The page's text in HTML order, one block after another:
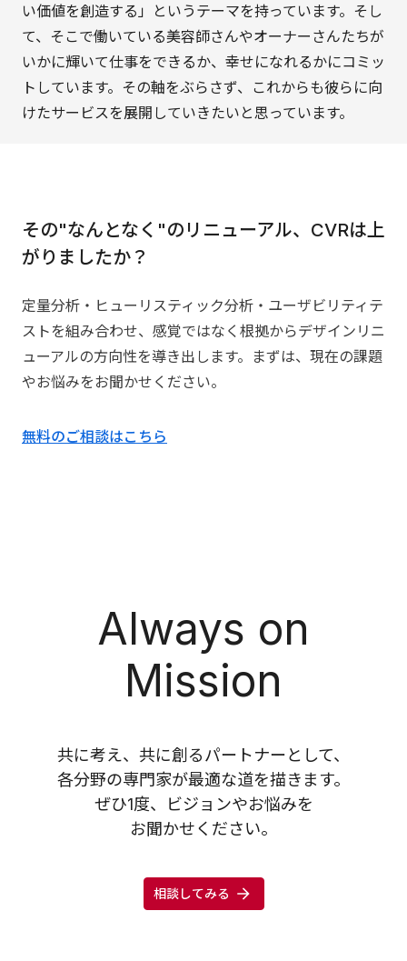
い価値を創造する」というテーマを持っています。そし
て、そこで働いている美容師さんやオーナーさんたちが
いかに輝いて仕事をできるか、幸せになれるかにコミッ
トしています。その軸をぶらさず、これからも彼らに向
けたサービスを展開していきたいと思っています。
その"なんとなく"のリニューアル、CVRは上
がりましたか？
定量分析・ヒューリスティック分析・ユーザビリティテ
ストを組み合わせ、感覚ではなく根拠からデザインリニ
ューアルの方向性を導き出します。まずは、現在の課題
やお悩みをお聞かせください。
無料のご相談はこちら
Always on
Mission
共に考え、共に創るパートナーとして、
各分野の専門家が最適な道を描きます。
ぜひ1度、ビジョンやお悩みを
お聞かせください。
相談してみる